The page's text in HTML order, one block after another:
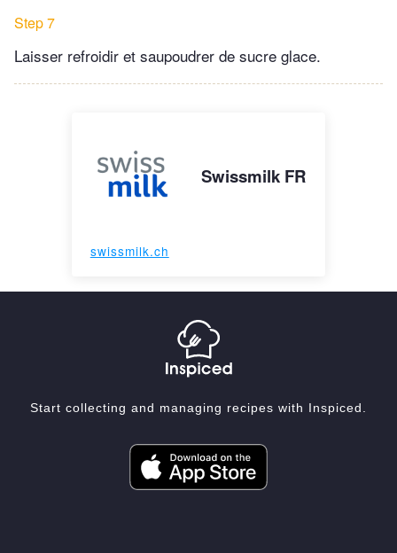
Step 7
Laisser refroidir et saupoudrer de sucre glace.
Swissmilk FR
swissmilk.ch
Start collecting and managing recipes with Inspiced.